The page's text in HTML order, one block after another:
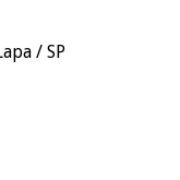
/ SP